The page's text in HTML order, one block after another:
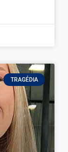
TRAGÉDIA